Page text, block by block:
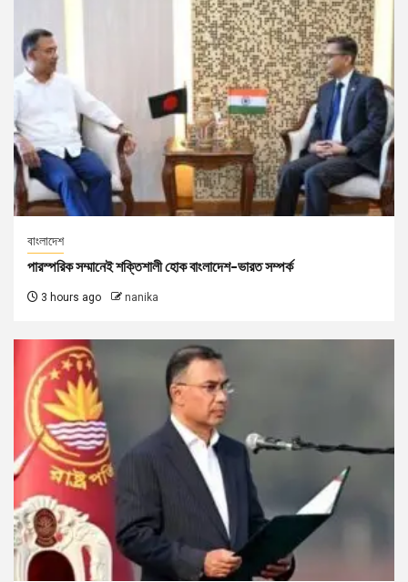
বাংলাদেশ
পারস্পরিক সম্মানেই শক্তিশালী হোক বাংলাদেশ-ভারত সম্পর্ক
3 hours ago nanika